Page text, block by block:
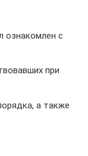
ознакомлен с
при
а также